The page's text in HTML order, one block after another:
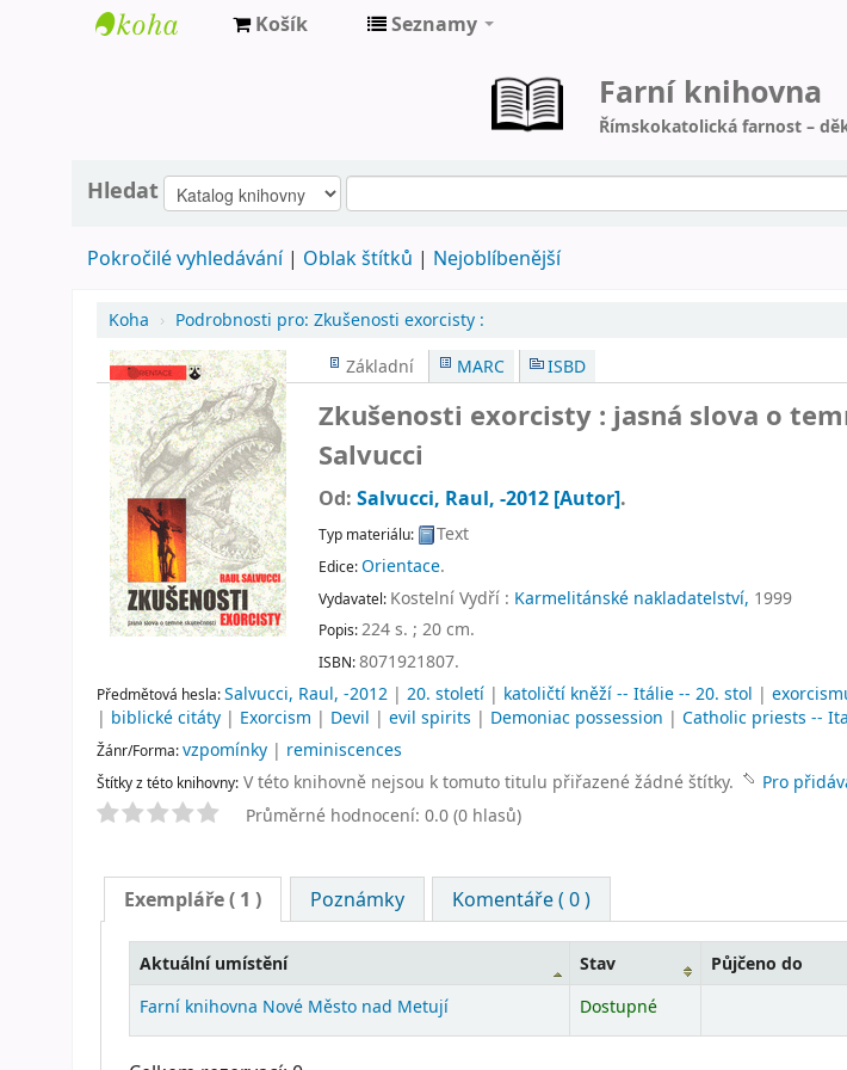
Město
Metují
Košík Seznamy
Farní knihovna
Římskokatolická farnost –
Hledat
Pokročilé vyhledávání Oblak štítků Nejoblíbenější
Koha › Podrobnosti pro: Zkušenosti exorcisty :
Základní MARC ISBD
Zkušenosti exorcisty : jasná slova o
Salvucci
Od: Salvucci, Raul, -2012 [Autor].
Typ materiálu: Text
Edice:Orientace.
Vydavatel: Kostelní Vydří : Karmelitánské nakladatelství, 1999
Popis:224 s. ; 20 cm.
ISBN:8071921807.
Předmětová hesla:Salvucci, Raul, -2012 | 20. století | katoličtí kněží -- Itálie -- 20. stol |
| biblické citáty | Exorcism | Devil | evil spirits | Demoniac possession | Catholic priests --
Žánr/Forma:vzpomínky | reminiscences
Štítky z této knihovny: V této knihovně nejsou k tomuto titulu přiřazené žádné štítky.
Pro
Průměrné hodnocení: 0.0 (0 hlasů)
Exempláře( 1 ) Poznámky Komentáře ( 0 )
Aktuální umístění Stav Půjčeno do
Farní knihovna Nové Město nad Metují
Dostupné